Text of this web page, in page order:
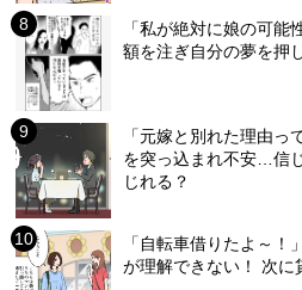
「私が絶対に娘の可
額を注ぎ自分の夢を押
「元嫁と別れた理由
を突っ込まれ不安…信
じれる？
「自転車借りたよ～
が理解できない！ 次に